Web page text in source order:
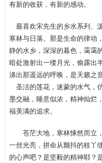
有新的收获，有新的感动。
最喜欢宋先生的乡水系列、
寒林与日落。那是生命的律动
静的水乡，深深的暮色，霭霭
暗处激射出一缕月光，偷露出
涤出那遥远的呼唤，是天籁之
圣洁的莲花，迷蒙的水气，
墨交融，睡意似浓，精神灿烂
福美满的追求。
苍茫大地，寒林悚然而立，
一丝光亮，拼命从颤抖的枝丫
的心声吧？是坚毅的精神耶？